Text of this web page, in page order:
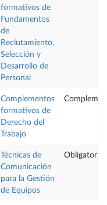
formativos de
Fundamentos
de
Reclutamiento,
Selección y
Desarrollo de
Personal
Complementos
formativos de
Derecho del
Trabajo
Técnicas de
Comunicación
para la Gestión
de Equipos
Obligatoria